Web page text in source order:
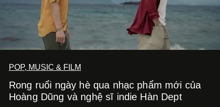
POP, MUSIC & FILM
Rong ruổi ngày hè qua nhạc phẩm mới của
Hoàng Dũng và nghệ sĩ indie Hàn Dept